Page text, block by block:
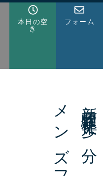
本日の空
き
フォーム
新橋駅徒歩6分